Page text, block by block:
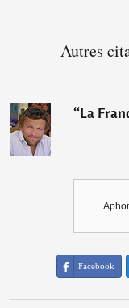
Autres
“La
Facebook